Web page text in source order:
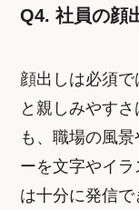
Q4. 社員の顔
顔出しは必須
と親しみやす
も、職場の風
ーを文字やイ
は十分に発信で